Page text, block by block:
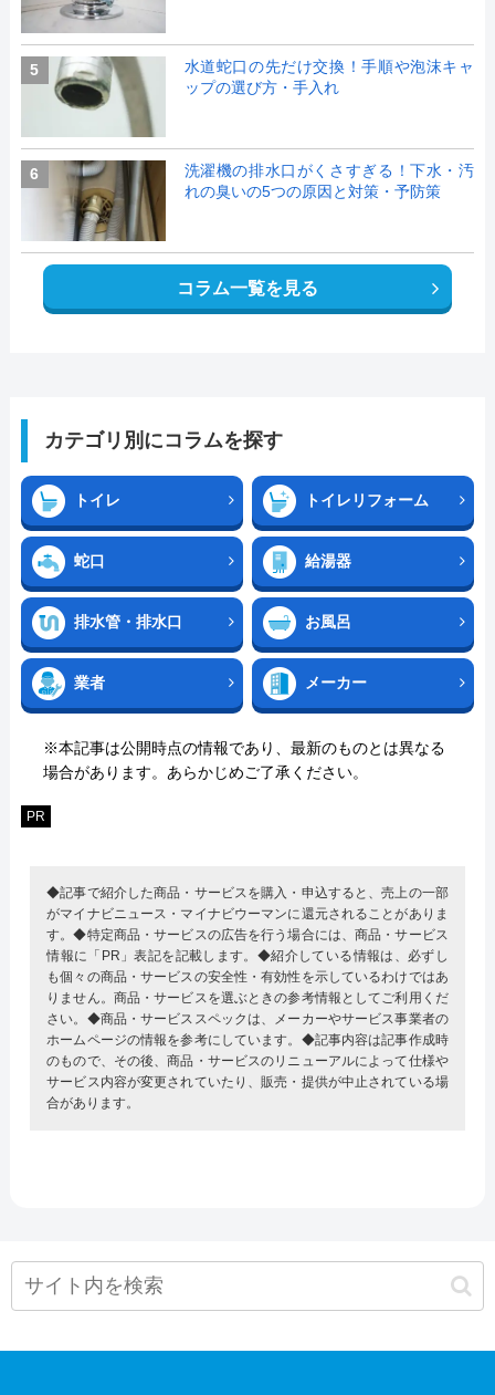
5
水道蛇口の先だけ交換！手順や泡沫キャ
ップの選び方・手入れ
6
洗濯機の排水口がくさすぎる！下水・汚
れの臭いの5つの原因と対策・予防策
コラム一覧を見る
カテゴリ別にコラムを探す
トイレ トイレリフォーム
蛇口 給湯器
排水管・排水口 お風呂
業者 メーカー
※本記事は公開時点の情報であり、最新のものとは異なる
場合があります。あらかじめご了承ください。
PR
◆記事で紹介した商品・サービスを購入・申込すると、売上の一部
がマイナビニュース・マイナビウーマンに還元されることがありま
す。◆特定商品・サービスの広告を行う場合には、商品・サービス
情報に「PR」表記を記載します。◆紹介している情報は、必ずし
も個々の商品・サービスの安全性・有効性を示しているわけではあ
りません。商品・サービスを選ぶときの参考情報としてご利用くだ
さい。◆商品・サービススペックは、メーカーやサービス事業者の
ホームページの情報を参考にしています。◆記事内容は記事作成時
のもので、その後、商品・サービスのリニューアルによって仕様や
サービス内容が変更されていたり、販売・提供が中止されている場
合があります。